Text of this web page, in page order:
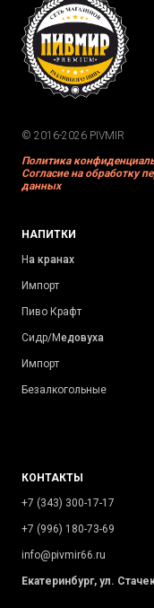
© 2016-2026 PIVMIR
Политика
Согласие на обработку
данных
НАПИТКИ
На кранах
Импорт
Пиво Крафт
Сидр/Медовуха
Импорт
Безалкогольные
КОНТАКТЫ
+7 (343) 300-17-17
+7 (996) 180-73-69
info@pivmir66.ru
Екатеринбург, ул.